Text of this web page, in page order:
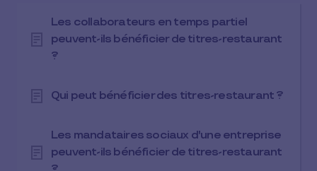
Les collaborateurs en temps partiel
peuvent-ils bénéficier de titres-restaurant
?
Qui peut bénéficier des titres-restaurant ?
Les mandataires sociaux d'une entreprise
peuvent-ils bénéficier de titres-restaurant